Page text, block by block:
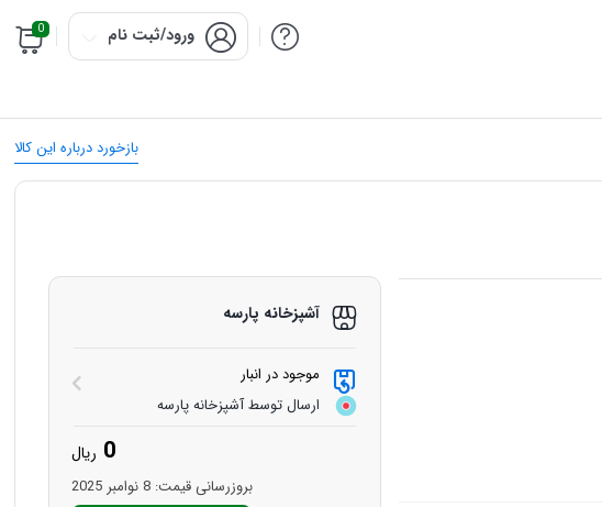
ورود/ثبت نام 0
بازخورد درباره این کالا
آشپزخانه پارسه
موجود در انبار
ارسال توسط آشپزخانه پارسه
0 ریال
بروزرسانی قیمت: 8 نوامبر 2025